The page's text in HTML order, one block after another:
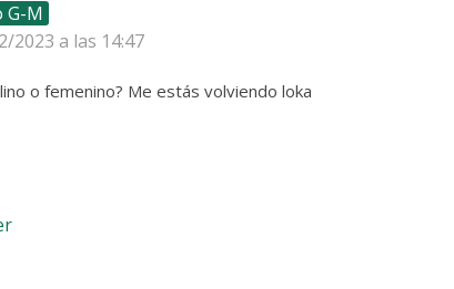
G-M
2023 a las 14:47
o femenino? Me estás volviendo loka